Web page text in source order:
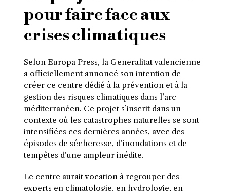
pour faire face aux
crises climatiques
Selon Europa Press, la Generalitat valencienne
a officiellement annoncé son intention de
créer ce centre dédié à la prévention et à la
gestion des risques climatiques dans l’arc
méditerranéen. Ce projet s’inscrit dans un
contexte où les catastrophes naturelles se sont
intensifiées ces dernières années, avec des
épisodes de sécheresse, d’inondations et de
tempêtes d’une ampleur inédite.
Le centre aurait vocation à regrouper des
experts en climatologie, en hydrologie, en